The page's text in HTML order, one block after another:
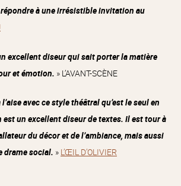
à une irrésistible invitation au
excellent diseur qui sait porter la matière
et émotion. » L’AVANT-SCÈNE
avec ce style théâtral qu’est le seul en
est un excellent diseur de textes. Il est tour à
du décor et de l’ambiance, mais aussi
drame social. » L’ŒIL D’OLIVIER